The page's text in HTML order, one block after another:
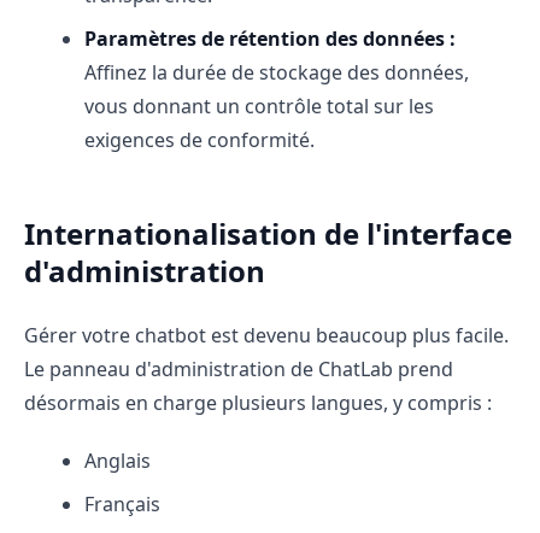
Paramètres de rétention des données :
Affinez la durée de stockage des données,
vous donnant un contrôle total sur les
exigences de conformité.
Internationalisation de l'interface
d'administration
Gérer votre chatbot est devenu beaucoup plus facile.
Le panneau d'administration de ChatLab prend
désormais en charge plusieurs langues, y compris :
Anglais
Français